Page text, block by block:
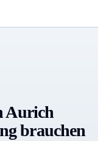
Aurich
brauchen